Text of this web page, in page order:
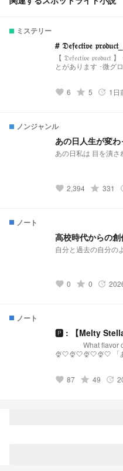
ミステリー
# 𝔇𝔢𝔣𝔢𝔠𝔱𝔦𝔳𝔢 𝔭𝔯𝔬𝔡𝔲𝔠𝔱_
【 𝔇𝔢𝔣𝔢𝔠𝔱𝔦𝔳𝔢 𝔭𝔯𝔬𝔡𝔲𝔠𝔱 】 ･ 参加型 ･裏切るなどの描写が描かれるこ
とがあります ･微グ
favorite 6 grade 5 update 1日
ノンジャンル
あの日人生が変わ
あの日私は 目を潰
favorite 2,394 grade 331
ノート
高校時代からの創
自分と過去の自分の
favorite 0 grade 0 update
ノート
🅿︎ : 【Melty Stella
What flavor of
🍨🤍🍨🤍🍨🤍🍨🤍 「あなたの日常を甘く、冷たく、きらめか
届けるプリチューバ事務所です。
favorite 87 grade 49 update